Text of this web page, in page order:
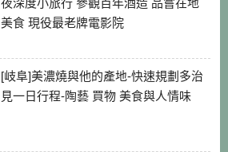
夜深度小旅行 參觀百年酒造 品嘗在地
美食 現役最老牌電影院
[岐阜]美濃燒與他的產地-快速規劃多治
見一日行程-陶藝 買物 美食與人情味